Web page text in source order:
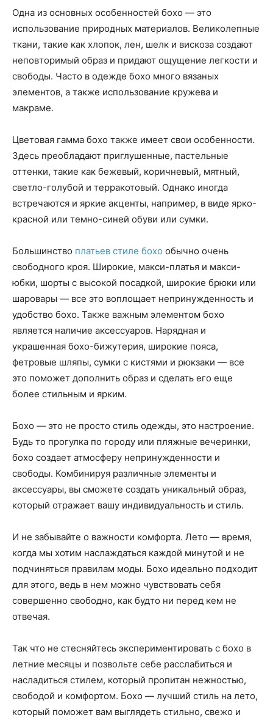
Одна из основных особенностей бохо — это
использование природных материалов. Великолепные
ткани, такие как хлопок, лен, шелк и вискоза создают
неповторимый образ и придают ощущение легкости и
свободы. Часто в одежде бохо много вязаных
элементов, а также использование кружева и
макраме.
Цветовая гамма бохо также имеет свои особенности.
Здесь преобладают приглушенные, пастельные
оттенки, такие как бежевый, коричневый, мятный,
светло-голубой и терракотовый. Однако иногда
встречаются и яркие акценты, например, в виде ярко-
красной или темно-синей обуви или сумки.
Большинство платьев стиле бохо обычно очень
свободного кроя. Широкие, макси-платья и макси-
юбки, шорты с высокой посадкой, широкие брюки или
шаровары — все это воплощает непринужденность и
удобство бохо. Также важным элементом бохо
является наличие аксессуаров. Нарядная и
украшенная бохо-бижутерия, широкие пояса,
фетровые шляпы, сумки с кистями и рюкзаки — все
это поможет дополнить образ и сделать его еще
более стильным и ярким.
Бохо — это не просто стиль одежды, это настроение.
Будь то прогулка по городу или пляжные вечеринки,
бохо создает атмосферу непринужденности и
свободы. Комбинируя различные элементы и
аксессуары, вы сможете создать уникальный образ,
который отражает вашу индивидуальность и стиль.
И не забывайте о важности комфорта. Лето — время,
когда мы хотим наслаждаться каждой минутой и не
подчиняться правилам моды. Бохо идеально подходит
для этого, ведь в нем можно чувствовать себя
совершенно свободно, как будто ни перед кем не
отвечая.
Так что не стесняйтесь экспериментировать с бохо в
летние месяцы и позвольте себе расслабиться и
насладиться стилем, который пропитан нежностью,
свободой и комфортом. Бохо — лучший стиль на лето,
который поможет вам выглядеть стильно, свежо и